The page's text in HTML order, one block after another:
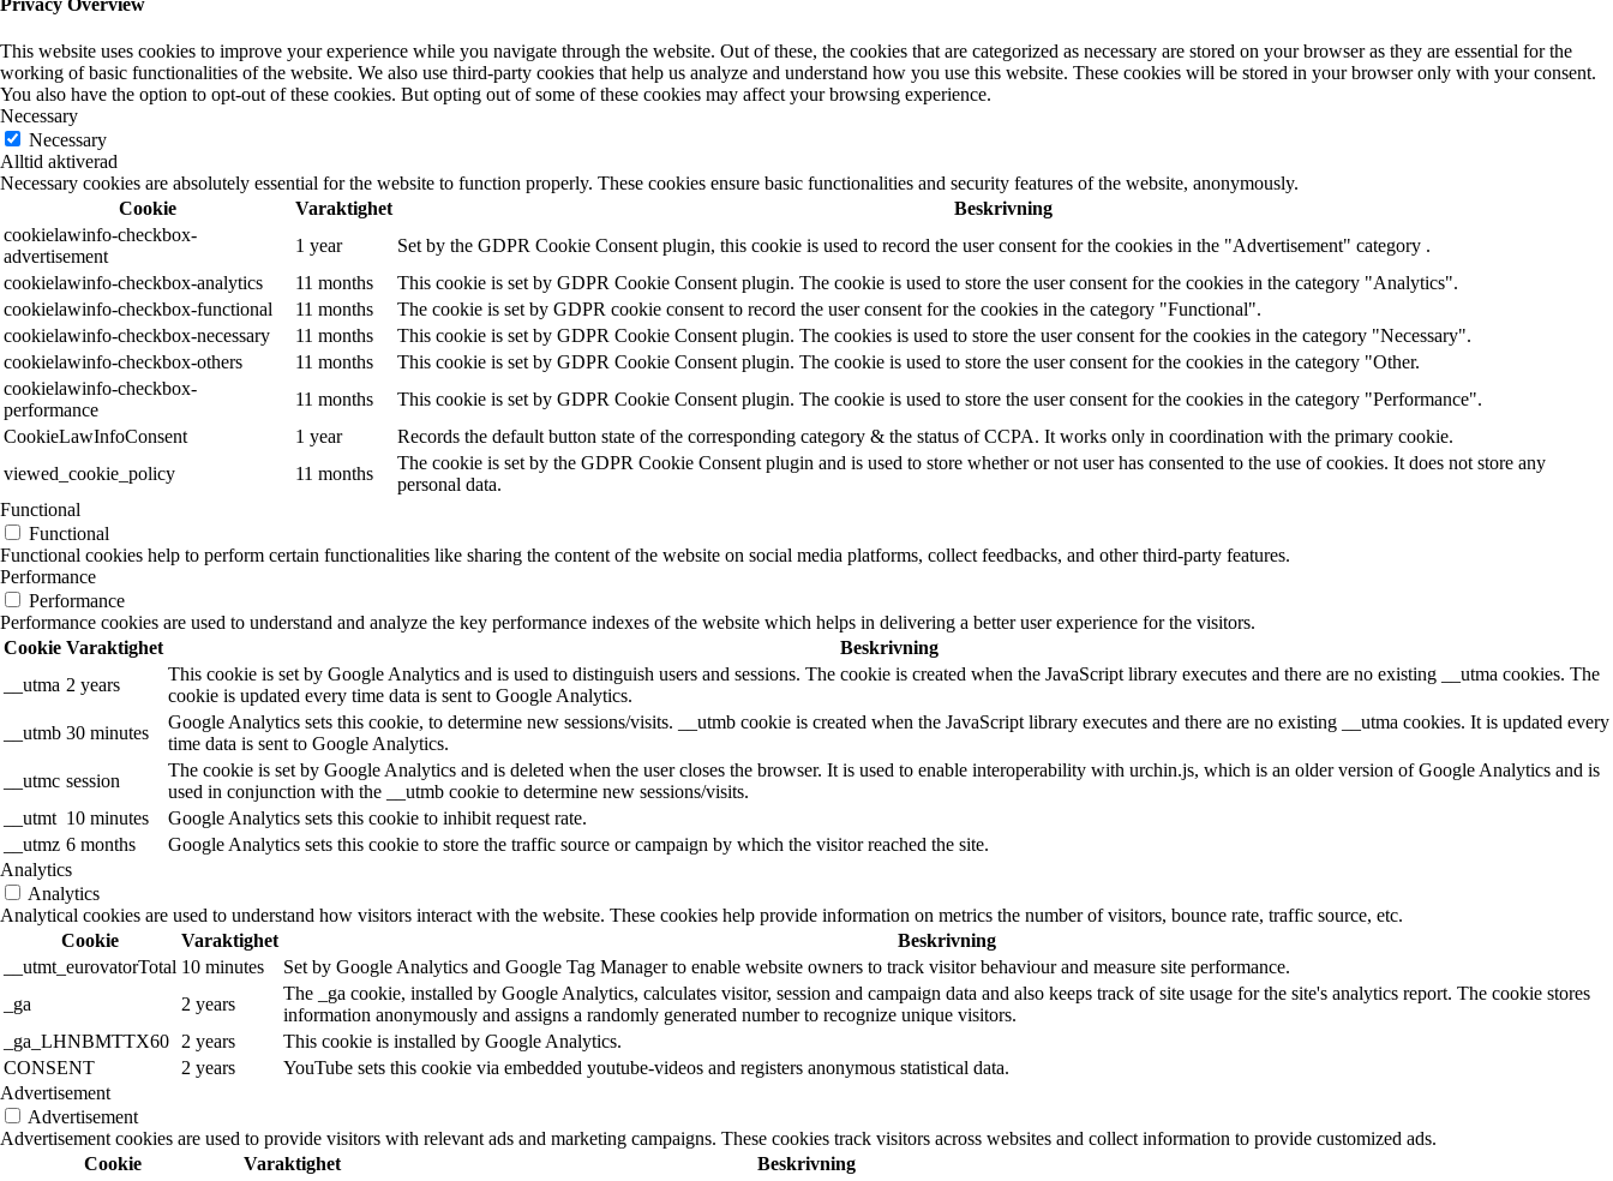
Privacy Overview
This website uses cookies to improve your experience while you navigate through the website. Out of these, the cookies that are categorized as necessary are stored on your browser as they are essential for the
working of basic functionalities of the website. We also use third-party cookies that help us analyze and understand how you use this website. These cookies will be stored in your browser only with your consent.
You also have the option to opt-out of these cookies. But opting out of some of these cookies may affect your browsing experience.
Necessary
Necessary
Alltid aktiverad
Necessary cookies are absolutely essential for the website to function properly. These cookies ensure basic functionalities and security features of the website, anonymously.
Cookie
Varaktighet
Beskrivning
cookielawinfo-checkbox-
advertisement
1 year
Set by the GDPR Cookie Consent plugin, this cookie is used to record the user consent for the cookies in the "Advertisement" category .
cookielawinfo-checkbox-analytics
11 months
This cookie is set by GDPR Cookie Consent plugin. The cookie is used to store the user consent for the cookies in the category "Analytics".
cookielawinfo-checkbox-functional
11 months
The cookie is set by GDPR cookie consent to record the user consent for the cookies in the category "Functional".
cookielawinfo-checkbox-necessary
11 months
This cookie is set by GDPR Cookie Consent plugin. The cookies is used to store the user consent for the cookies in the category "Necessary".
cookielawinfo-checkbox-others
11 months
This cookie is set by GDPR Cookie Consent plugin. The cookie is used to store the user consent for the cookies in the category "Other.
cookielawinfo-checkbox-
performance
11 months
This cookie is set by GDPR Cookie Consent plugin. The cookie is used to store the user consent for the cookies in the category "Performance".
CookieLawInfoConsent
1 year
Records the default button state of the corresponding category & the status of CCPA. It works only in coordination with the primary cookie.
viewed_cookie_policy
11 months
The cookie is set by the GDPR Cookie Consent plugin and is used to store whether or not user has consented to the use of cookies. It does not store any
personal data.
Functional
Functional
Functional cookies help to perform certain functionalities like sharing the content of the website on social media platforms, collect feedbacks, and other third-party features.
Performance
Performance
Performance cookies are used to understand and analyze the key performance indexes of the website which helps in delivering a better user experience for the visitors.
Cookie Varaktighet
Beskrivning
__utma 2 years
This cookie is set by Google Analytics and is used to distinguish users and sessions. The cookie is created when the JavaScript library executes and there are no existing __utma cookies. The
cookie is updated every time data is sent to Google Analytics.
__utmb 30 minutes
Google Analytics sets this cookie, to determine new sessions/visits. __utmb cookie is created when the JavaScript library executes and there are no existing __utma cookies. It is updated every
time data is sent to Google Analytics.
__utmc session
The cookie is set by Google Analytics and is deleted when the user closes the browser. It is used to enable interoperability with urchin.js, which is an older version of Google Analytics and is
used in conjunction with the __utmb cookie to determine new sessions/visits.
__utmt 10 minutes
Google Analytics sets this cookie to inhibit request rate.
__utmz 6 months
Google Analytics sets this cookie to store the traffic source or campaign by which the visitor reached the site.
Analytics
Analytics
Analytical cookies are used to understand how visitors interact with the website. These cookies help provide information on metrics the number of visitors, bounce rate, traffic source, etc.
Cookie
Varaktighet
Beskrivning
__utmt_eurovatorTotal 10 minutes
Set by Google Analytics and Google Tag Manager to enable website owners to track visitor behaviour and measure site performance.
_ga
2 years
The _ga cookie, installed by Google Analytics, calculates visitor, session and campaign data and also keeps track of site usage for the site's analytics report. The cookie stores
information anonymously and assigns a randomly generated number to recognize unique visitors.
_ga_LHNBMTTX60
2 years
This cookie is installed by Google Analytics.
CONSENT
2 years
YouTube sets this cookie via embedded youtube-videos and registers anonymous statistical data.
Advertisement
Advertisement
Advertisement cookies are used to provide visitors with relevant ads and marketing campaigns. These cookies track visitors across websites and collect information to provide customized ads.
Cookie
Varaktighet
Beskrivning